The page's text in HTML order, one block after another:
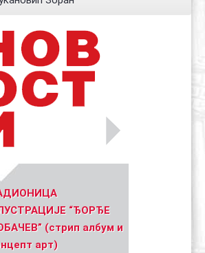
и духа Геза Шетет
“ЂОРЂЕ
(стрип албум и
арт)